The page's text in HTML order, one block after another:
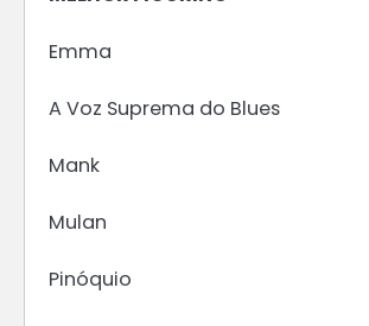
Emma
A Voz Suprema do Blues
Mank
Mulan
Pinóquio